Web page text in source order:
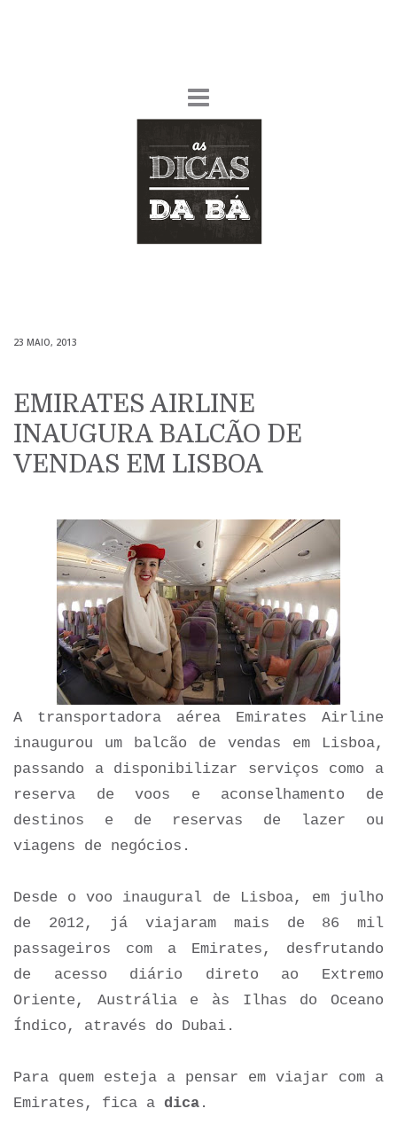
23 MAIO, 2013
EMIRATES AIRLINE
INAUGURA BALCÃO DE
VENDAS EM LISBOA
A transportadora aérea Emirates Airline
inaugurou um balcão de vendas em Lisboa,
passando a disponibilizar serviços como a
reserva de voos e aconselhamento de
destinos e de reservas de lazer ou
viagens de negócios.
Desde o voo inaugural de Lisboa, em julho
de 2012, já viajaram mais de 86 mil
passageiros com a Emirates, desfrutando
de acesso diário direto ao Extremo
Oriente, Austrália e às Ilhas do Oceano
Índico, através do Dubai.
Para quem esteja a pensar em viajar com a
Emirates, fica a dica .